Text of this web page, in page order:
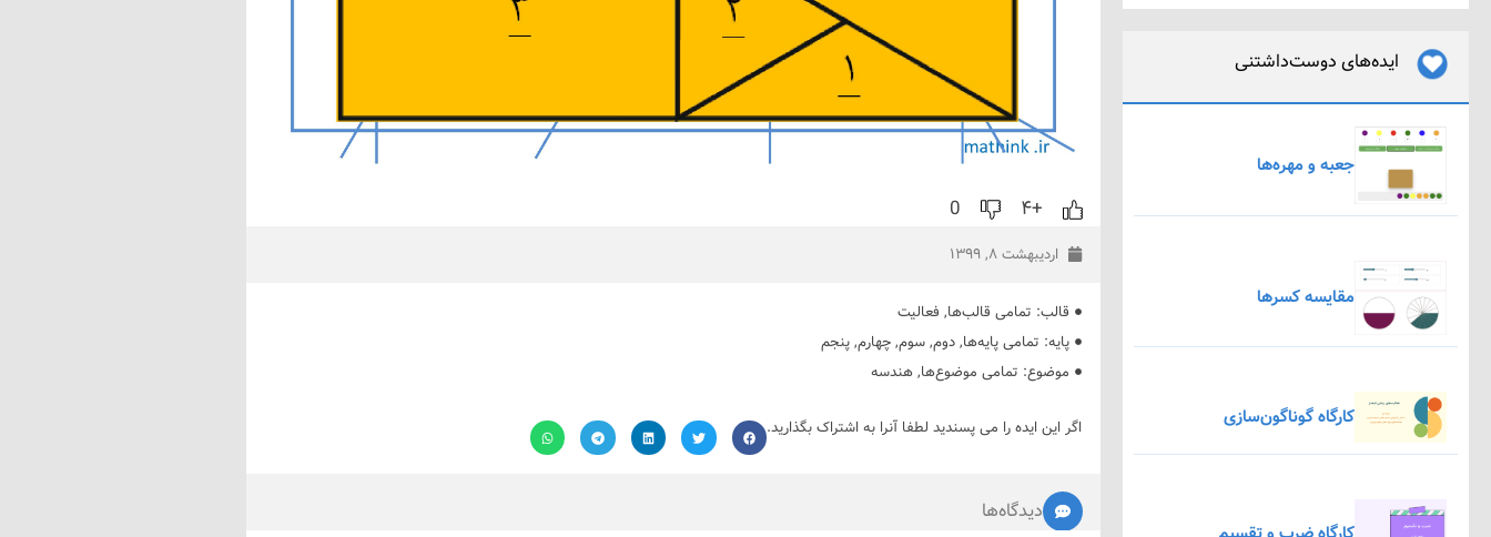
ایده‌های دوست‌داشتنی
جعبه و مهره‌ها
مقایسه کسرها
کارگاه گوناگون‌سازی
+۴ 0
اردیبهشت ۸, ۱۳۹۹
قالب: تمامی قالب‌ها, فعالیت
پایه: تمامی پایه‌ها,دوم,سوم,چهارم,پنجم
موضوع: تمامی موضوع‌ها,هندسه
اگر این ایده را می پسندید لطفا آنرا به اشتراک بگذارید.
دیدگاه‌ها